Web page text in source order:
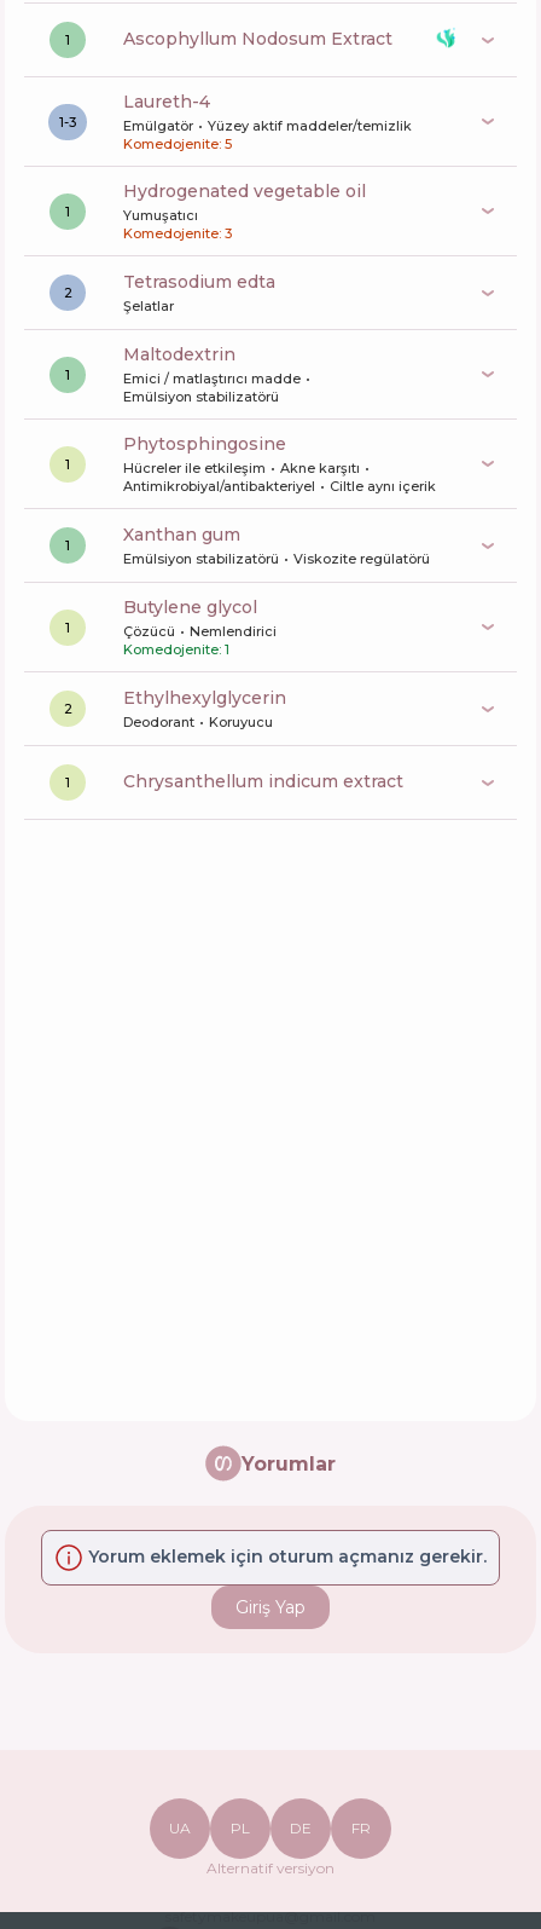
1 Ascophyllum Nodosum Extract
1-3
laureth-4
Emülgatör
Yüzey aktif maddeler/temizlik
Komedojenite: 5
1
hydrogenated vegetable oil
Yumuşatıcı
Komedojenite: 3
2 tetrasodium edta
Şelatlar
1
maltodextrin
Emici / matlaştırıcı madde
Emülsiyon stabilizatörü
1
phytosphingosine
Hücreler ile etkileşim
Akne karşıtı
Antimikrobiyal/antibakteriyel
Ciltle aynı içerik
1 xanthan gum
Emülsiyon stabilizatörü Viskozite regülatörü
1
butylene glycol
Çözücü
Nemlendirici
Komedojenite: 1
2 ethylhexylglycerin
Deodorant Koruyucu
1 chrysanthellum indicum extract
Yorumlar
Yorum eklemek için oturum açmanız gerekir.
Giriş Yap
UA PL DE FR
Alternatif versiyon
safetymakeupua@gmail.com